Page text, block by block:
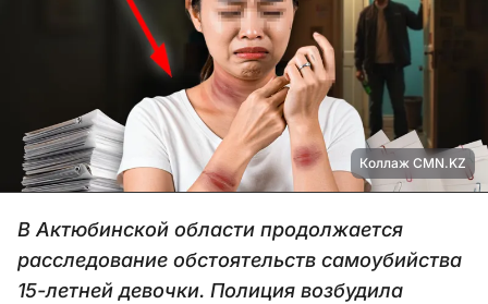
Коллаж CMN.KZ
В Актюбинской области продолжается
расследование обстоятельств самоубийства
15-летней девочки. Полиция возбудила